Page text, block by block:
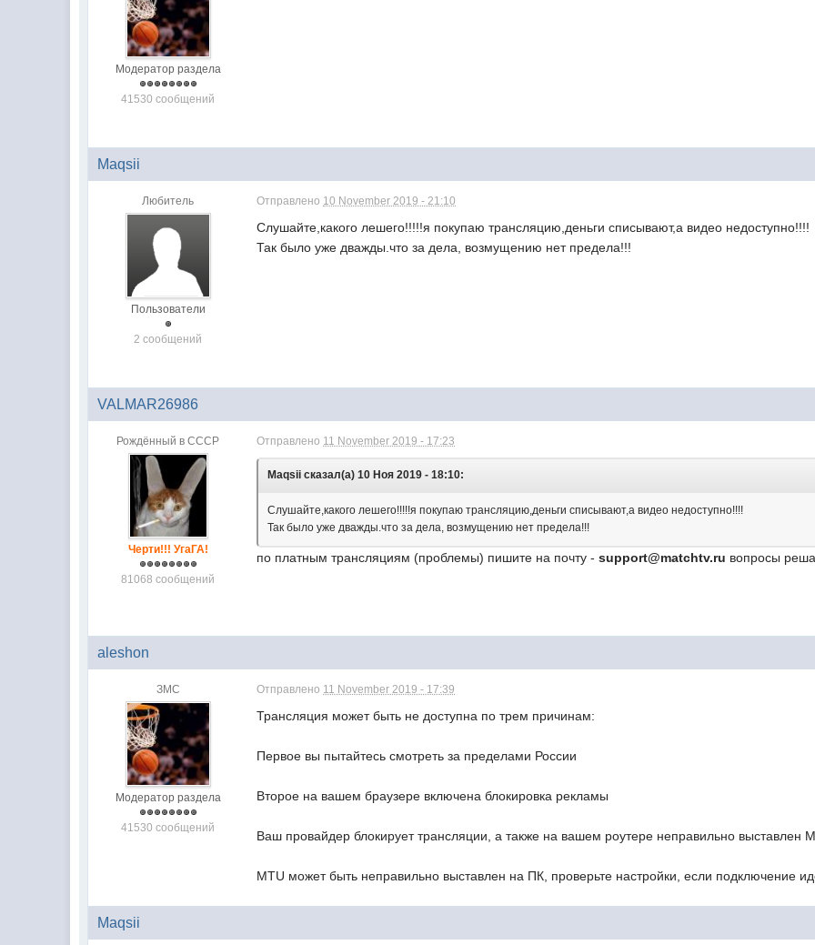
Модератор раздела
41530 сообщений
Maqsii
Любитель
Пользователи
2 сообщений
Отправлено 10 November 2019 - 21:10
Слушайте,какого лешего!!!!!я покупаю трансляцию,деньги списывают,а видео недоступно!!!!
Так было уже дважды.что за дела, возмущению нет предела!!!
VALMAR26986
Рождённый в СССР
Черти!!! УгаГА!
81068 сообщений
Отправлено 11 November 2019 - 17:23
Maqsii сказал(а) 10 Ноя 2019 - 18:10:
Слушайте,какого лешего!!!!!я покупаю трансляцию,деньги списывают,а видео недоступно!!!!
Так было уже дважды.что за дела, возмущению нет предела!!!
по платным трансляциям (проблемы) пишите на почту - support@matchtv.ru вопросы
aleshon
ЗМС
Модератор раздела
41530 сообщений
Отправлено 11 November 2019 - 17:39
Трансляция может быть не доступна по трем причинам:
Первое вы пытайтесь смотреть за пределами России
Второе на вашем браузере включена блокировка рекламы
Ваш провайдер блокирует трансляции, а также на вашем роутере неправильно выставлен
MTU может быть неправильно выставлен на ПК, проверьте настройки, если подключение
Maqsii